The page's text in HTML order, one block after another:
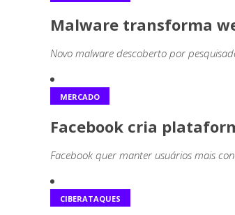
Malware transforma
Novo malware descoberto por
MERCADO
Facebook cria
Facebook quer manter usuários mais
CIBERATAQUES